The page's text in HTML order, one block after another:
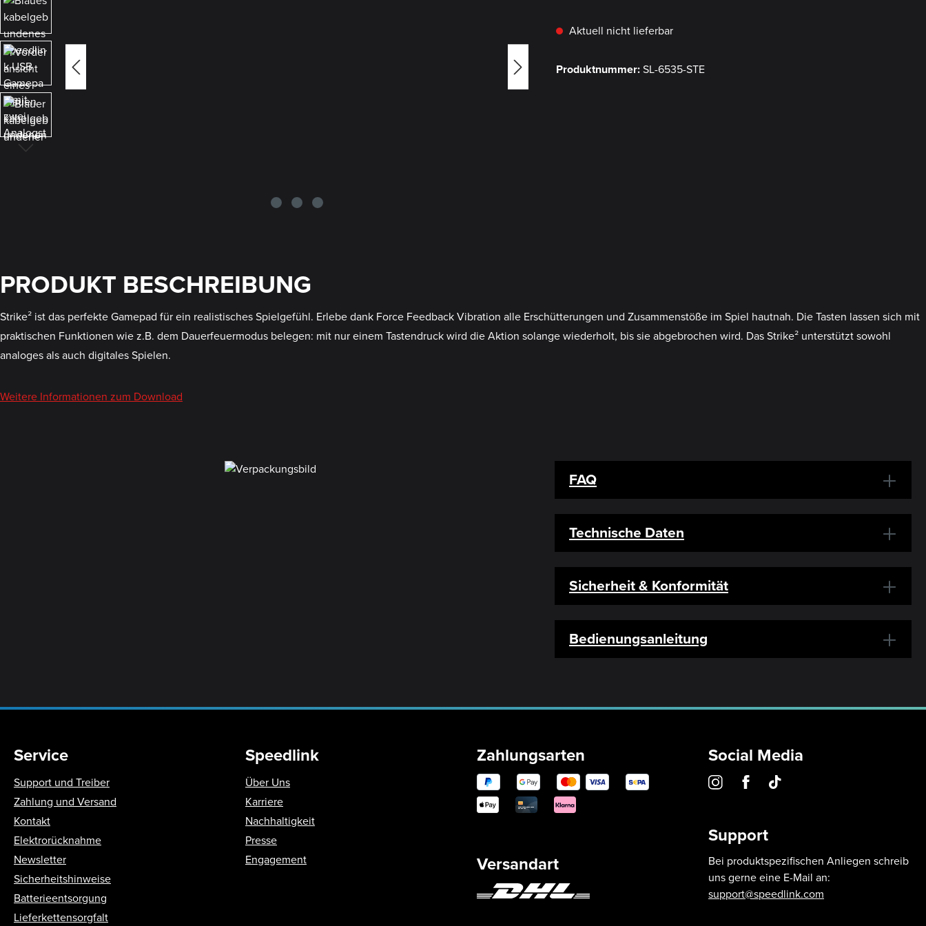
Aktuell nicht lieferbar
Produktnummer:SL-6535-STE
PRODUKT BESCHREIBUNG
Strike² ist das perfekte Gamepad für ein realistisches Spielgefühl. Erlebe dank Force Feedback Vibration alle Erschütterungen und Zusammenstöße im Spiel hautnah. Die Tasten lassen sich mit
praktischen Funktionen wie z.B. dem Dauerfeuermodus belegen: mit nur einem Tastendruck wird die Aktion solange wiederholt, bis sie abgebrochen wird. Das Strike² unterstützt sowohl
analoges als auch digitales Spielen.
Weitere Informationen zum Download
FAQ
Technische Daten
Sicherheit & Konformität
Bedienungsanleitung
Service
Support und Treiber
Zahlung und Versand
Kontakt
Elektrorücknahme
Newsletter
Sicherheitshinweise
Batterieentsorgung
Lieferkettensorgfalt
Speedlink
Über Uns
Karriere
Nachhaltigkeit
Presse
Engagement
Zahlungsarten
Versandart
Social Media
Support
Bei produktspezifischen Anliegen schreib
uns gerne eine E-Mail an:
support@speedlink.com